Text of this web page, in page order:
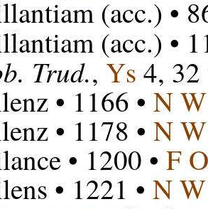
(acc.) •
(acc.) •
Trud., Ys 4, 32
• 1166 • N W
• 1178 • N W
• 1200 • F O
• 1221 • N W